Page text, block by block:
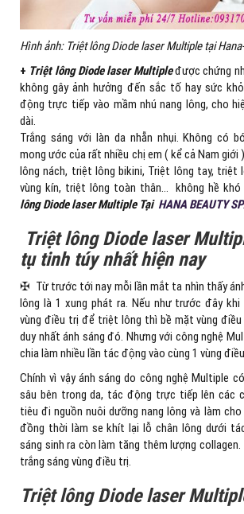
Hình ảnh: Triệt lông Diode laser Multiple tại
+ Triệt lông Diode laser Multipleđược chứng
không gây ảnh hưởng đến sắc tố hay sức
động trực tiếp vào mầm nhú nang lông, cho
dài.
Trắng sáng với làn da nhẵn nhụi. Không có
mong ước của rất nhiều chị em ( kể cả Nam giới
lông nách, triệt lông bikini, Triệt lông tay, triệt
vùng kín, triệt lông toàn thân… không hề khó
lông Diode laser Multiple Tại HANA BEAUTY
Triệt lông Diode laser
tụ tinh túy nhất hiện nay
✠ Từ trước tới nay mỗi lần mắt ta nhìn thấy
lông là 1 xung phát ra. Nếu như trước đây khi
vùng điều trị để triệt lông thì bề mặt vùng
duy nhất ánh sáng đó. Nhưng với công nghệ
chia làm nhiều lần tác động vào cùng 1 vùng
Chính vì vậy ánh sáng do công nghệ Multiple
sâu bên trong da, tác động trực tiếp lên các
tiêu đi nguồn nuôi dưỡng nang lông và làm
đồng thời làm se khít lại lỗ chân lông dưới
sáng sinh ra còn làm tăng thêm lượng collagen.
trắng sáng vùng điều trị.
Triệt lông Diode laser